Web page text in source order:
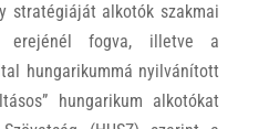
stratégiáját alkotók szakmai
erejénél fogva, illetve a
hungarikummá nyilvánított
hungarikum alkotókat